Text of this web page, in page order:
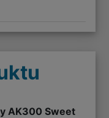
AK300 Sweet